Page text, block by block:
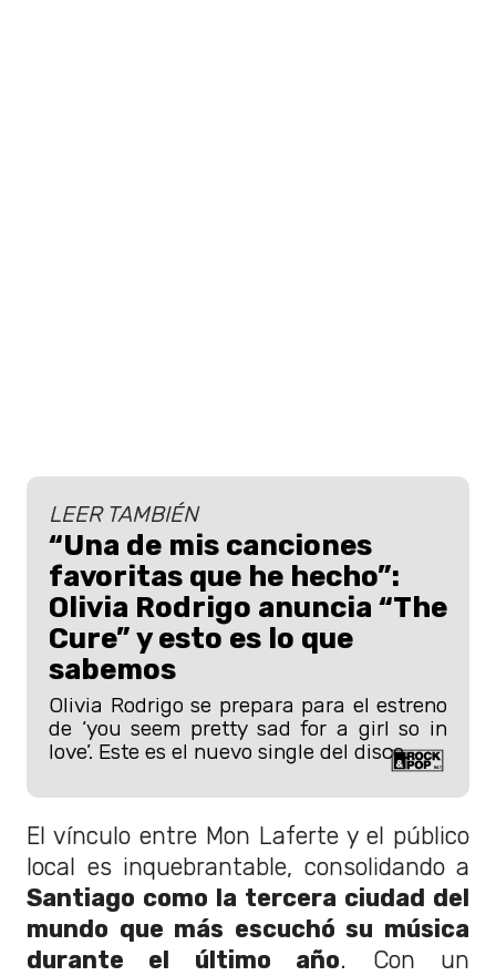
LEER TAMBIÉN
“Una de mis canciones
favoritas que he hecho”:
Olivia Rodrigo anuncia “The
Cure” y esto es lo que
sabemos
Olivia Rodrigo se prepara para el estreno
de ‘you seem pretty sad for a girl so in
love’. Este es el nuevo single del disco.
El vínculo entre Mon Laferte y el público
local es inquebrantable, consolidando a
Santiago como la tercera ciudad del
mundo que más escuchó su música
durante el último año. Con un